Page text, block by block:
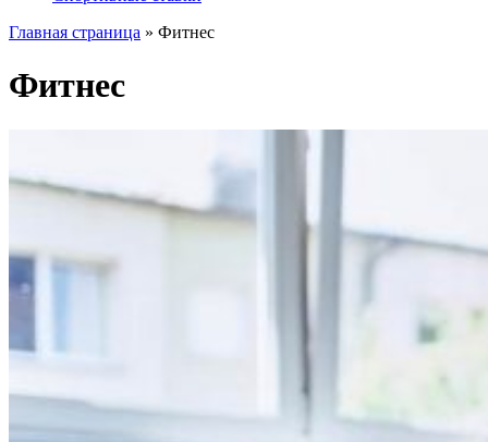
Главная страница » Фитнес
Фитнес